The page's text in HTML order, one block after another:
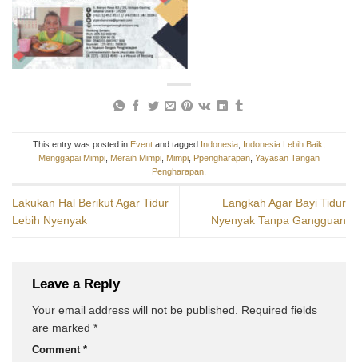
This entry was posted in Event and tagged Indonesia Indonesia Lebih Baik
Menggapai Mimpi Meraih Mimpi Mimpi Ppengharapan Yayasan Tangan
Pengharapan
Lakukan Hal Berikut Agar Tidur
Lebih Nyenyak
Langkah Agar Bayi Tidur
Nyenyak Tanpa Gangguan
Leave a Reply
Your email address will not be published. Required fields
are marked *
Comment *